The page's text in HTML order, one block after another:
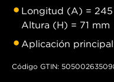
Longitud (A) = 245
Altura (H) = 71 mm
Aplicación
Código GTIN: